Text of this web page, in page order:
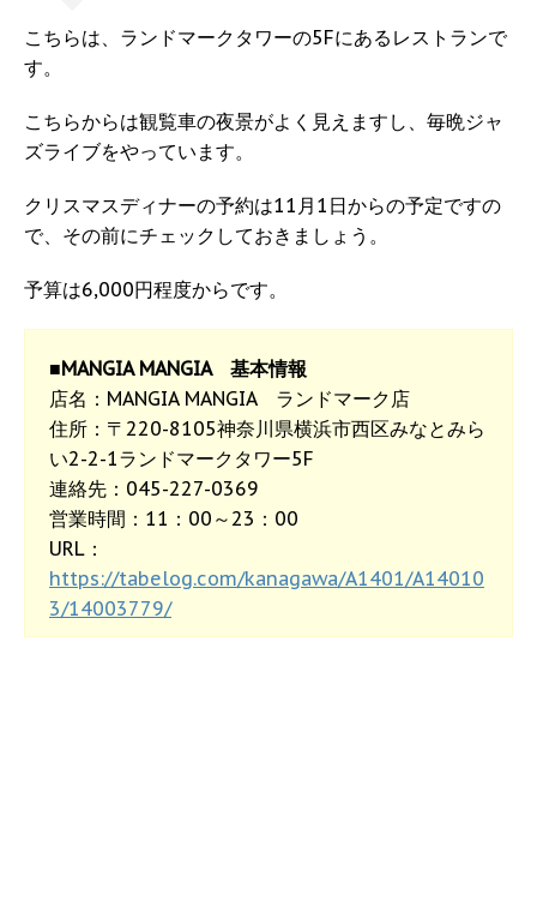
こちらは、ランドマークタワーの5Fにあるレストランで
す。
こちらからは観覧車の夜景がよく見えますし、毎晩ジャ
ズライブをやっています。
クリスマスディナーの予約は11月1日からの予定ですの
で、その前にチェックしておきましょう。
予算は6,000円程度からです。
■MANGIA MANGIA 基本情報
店名：MANGIA MANGIA ランドマーク店
住所：〒220-8105神奈川県横浜市西区みなとみら
い2-2-1ランドマークタワー5F
連絡先：045-227-0369
営業時間：11：00～23：00
URL：
https://tabelog.com/kanagawa/A1401/A14010
3/14003779/